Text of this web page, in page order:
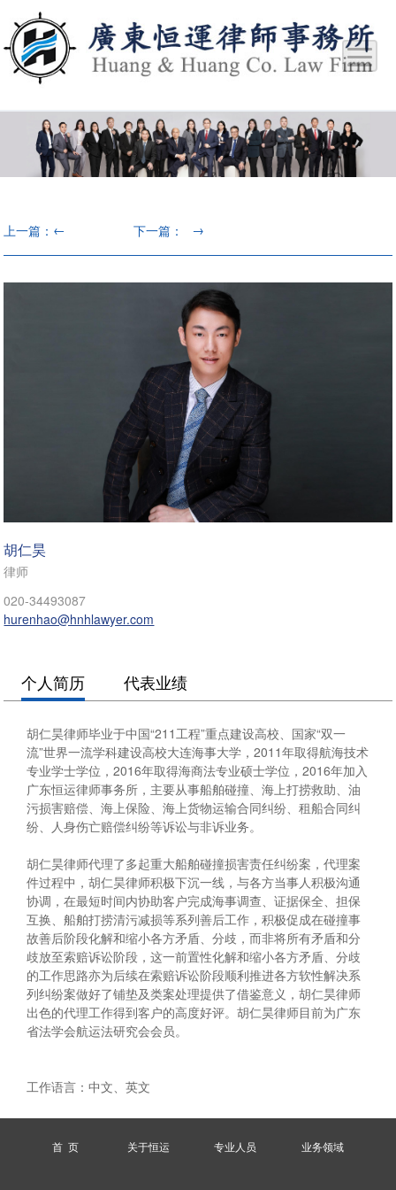
上一篇： ← 下一篇： →
胡仁昊
律师
020-34493087
hurenhao@hnhlawyer.com
个人简历 代表业绩
胡仁昊律师毕业于中国“211工程”重点建设高校、国家“双一
流”世界一流学科建设高校大连海事大学，2011年取得航海技术
专业学士学位，2016年取得海商法专业硕士学位，2016年加入
广东恒运律师事务所，主要从事船舶碰撞、海上打捞救助、油
污损害赔偿、海上保险、海上货物运输合同纠纷、租船合同纠
纷、人身伤亡赔偿纠纷等诉讼与非诉业务。
胡仁昊律师代理了多起重大船舶碰撞损害责任纠纷案，代理案
件过程中，胡仁昊律师积极下沉一线，与各方当事人积极沟通
协调，在最短时间内协助客户完成海事调查、证据保全、担保
互换、船舶打捞清污减损等系列善后工作，积极促成在碰撞事
故善后阶段化解和缩小各方矛盾、分歧，而非将所有矛盾和分
歧放至索赔诉讼阶段，这一前置性化解和缩小各方矛盾、分歧
的工作思路亦为后续在索赔诉讼阶段顺利推进各方软性解决系
列纠纷案做好了铺垫及类案处理提供了借鉴意义，胡仁昊律师
出色的代理工作得到客户的高度好评。胡仁昊律师目前为广东
省法学会航运法研究会会员。
工作语言：中文、英文
首 页 关于恒运 专业人员 业务领域